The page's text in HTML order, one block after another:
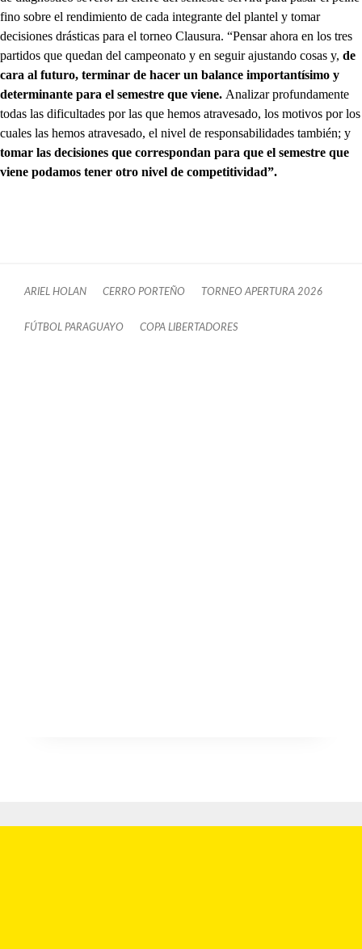
fino sobre el rendimiento de cada integrante del plantel y tomar
decisiones drásticas para el torneo Clausura. “Pensar ahora en los tres
partidos que quedan del campeonato y en seguir ajustando cosas y, de
cara al futuro, terminar de hacer un balance importantísimo y
determinante para el semestre que viene. Analizar profundamente
todas las dificultades por las que hemos atravesado, los motivos por los
cuales las hemos atravesado, el nivel de responsabilidades también; y
tomar las decisiones que correspondan para que el semestre que
viene podamos tener otro nivel de competitividad”.
ARIEL HOLAN CERRO PORTEÑO TORNEO APERTURA 2026
FÚTBOL PARAGUAYO COPA LIBERTADORES